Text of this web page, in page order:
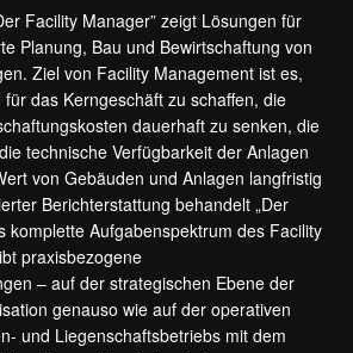
Facility Manager” zeigt Lösungen für
Planung, Bau und Bewirtschaftung von
Ziel von Facility Management ist es,
das Kerngeschäft zu schaffen, die
dauerhaft zu senken, die
technische Verfügbarkeit der Anlagen
von Gebäuden und Anlagen langfristig
Berichterstattung behandelt „Der
komplette Aufgabenspektrum des Facility
praxisbezogene
– auf der strategischen Ebene der
genauso wie auf der operativen
und Liegenschaftsbetriebs mit dem